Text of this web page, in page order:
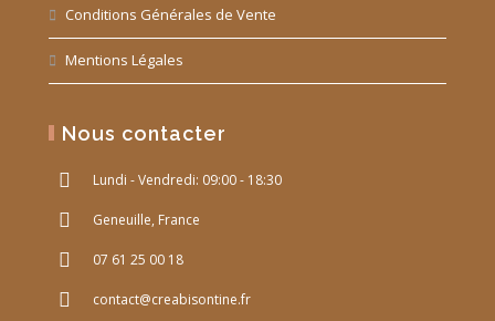
Conditions Générales de Vente
Mentions Légales
Nous contacter
Lundi - Vendredi: 09:00 - 18:30
Geneuille, France
07 61 25 00 18
contact@creabisontine.fr